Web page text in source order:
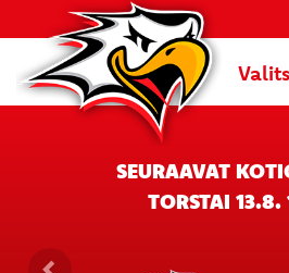
SEURAAVAT
TORSTAI